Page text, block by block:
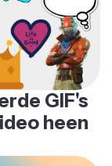
GIF's
heen